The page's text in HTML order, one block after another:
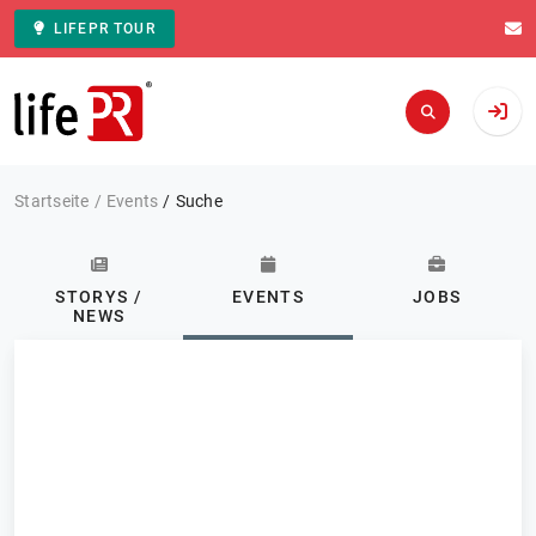
LIFEPR TOUR
Zur Startseite
Startseite Events Suche
STORYS /
NEWS
EVENTS JOBS